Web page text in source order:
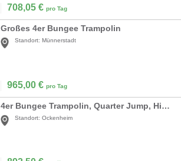
708,05 € pro Tag
Großes 4er Bungee Trampolin
Standort: Münnerstadt
965,00 € pro Tag
4er Bungee Trampolin, Quarter Jump, High Flyer mieten
Standort: Ockenheim